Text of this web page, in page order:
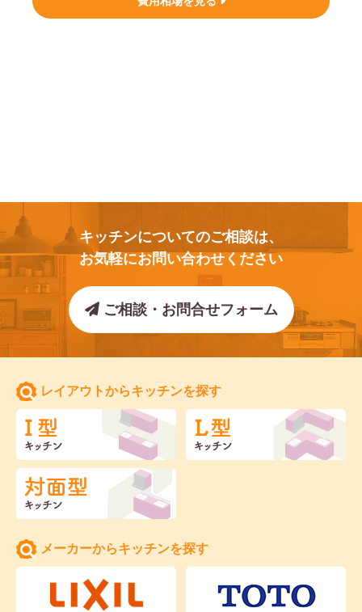
キッチンについてのご相談は、
お気軽にお問い合わせください
ご相談・お問合せフォーム
レイアウトからキッチンを探す
メーカーからキッチンを探す